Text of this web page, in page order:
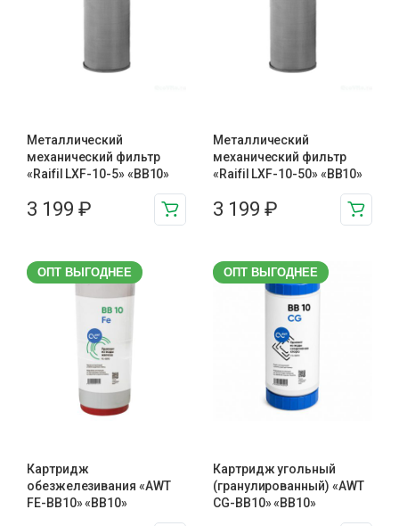
Металлический
механический фильтр
«Raifil LXF-10-5» «BB10»
3 199 ₽
Металлический
механический фильтр
«Raifil LXF-10-50» «BB10»
3 199 ₽
ОПТ ВЫГОДНЕЕ
Картридж
обезжелезивания «AWT
FE-BB10» «BB10»
ОПТ ВЫГОДНЕЕ
Картридж угольный
(гранулированный) «AWT
CG-BB10» «BB10»